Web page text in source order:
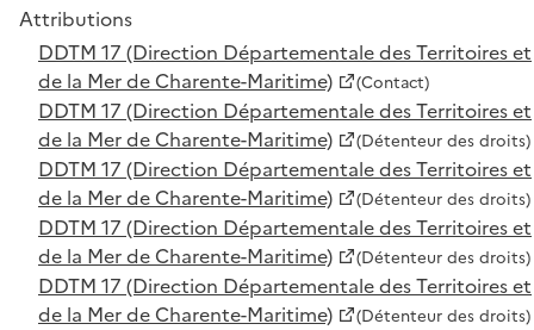
Attributions
DDTM 17 (Direction Départementale des Territoires et
de la Mer de Charente-Maritime)
(Contact)
DDTM 17 (Direction Départementale des Territoires et
de la Mer de Charente-Maritime)
(Détenteur des droits)
DDTM 17 (Direction Départementale des Territoires et
de la Mer de Charente-Maritime)
(Détenteur des droits)
DDTM 17 (Direction Départementale des Territoires et
de la Mer de Charente-Maritime)
(Détenteur des droits)
DDTM 17 (Direction Départementale des Territoires et
de la Mer de Charente-Maritime)
(Détenteur des droits)